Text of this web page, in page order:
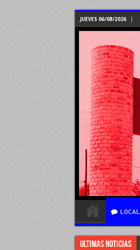
JUEVES 06/08/2026
Ultimas Noticias